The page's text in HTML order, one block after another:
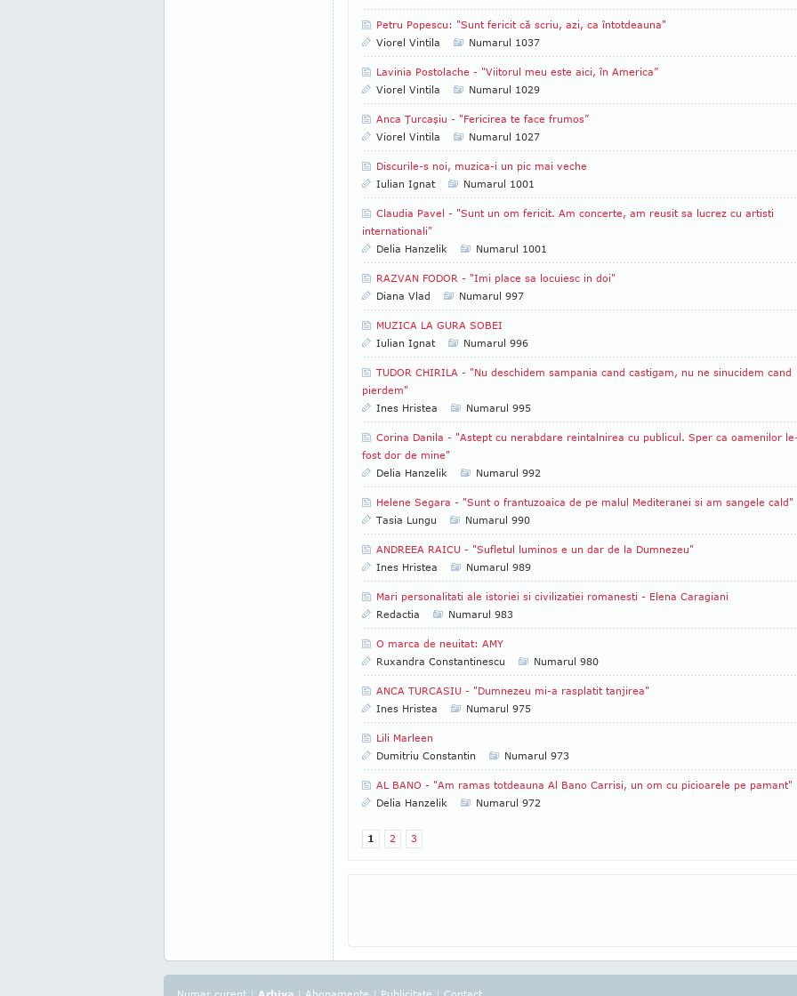
Petru Popescu: "Sunt fericit că scriu, azi, ca întotdeauna"
Viorel Vintila
Numarul 1037
Lavinia Postolache - "Viitorul meu este aici, în America”
Viorel Vintila
Numarul 1029
Anca Ţurcaşiu - "Fericirea te face frumos”
Viorel Vintila
Numarul 1027
Discurile-s noi, muzica-i un pic mai veche
Iulian Ignat
Numarul 1001
Claudia Pavel - "Sunt un om fericit. Am concerte, am reusit sa lucrez cu artisti
internationali"
Delia Hanzelik
Numarul 1001
RAZVAN FODOR - "Imi place sa locuiesc in doi"
Diana Vlad
Numarul 997
MUZICA LA GURA SOBEI
Iulian Ignat
Numarul 996
TUDOR CHIRILA - "Nu deschidem sampania cand castigam, nu ne sinucidem cand
pierdem"
Ines Hristea
Numarul 995
Corina Danila - "Astept cu nerabdare reintalnirea cu publicul. Sper ca oamenilor
fost dor de mine"
Delia Hanzelik
Numarul 992
Helene Segara - "Sunt o frantuzoaica de pe malul Mediteranei si am sangele cald"
Tasia Lungu
Numarul 990
ANDREEA RAICU - "Sufletul luminos e un dar de la Dumnezeu"
Ines Hristea
Numarul 989
Mari personalitati ale istoriei si civilizatiei romanesti - Elena Caragiani
Redactia
Numarul 983
O marca de neuitat: AMY
Ruxandra Constantinescu
Numarul 980
ANCA TURCASIU - "Dumnezeu mi-a rasplatit tanjirea"
Ines Hristea
Numarul 975
Lili Marleen
Dumitriu Constantin
Numarul 973
AL BANO - "Am ramas totdeauna Al Bano Carrisi, un om cu picioarele pe pamant"
Delia Hanzelik
Numarul 972
1 2 3